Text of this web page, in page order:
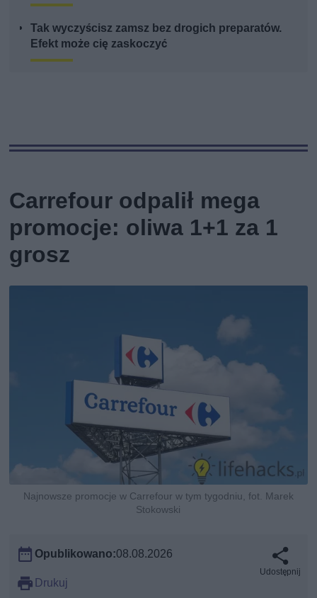
Tak wyczyścisz zamsz bez drogich preparatów.
Efekt może cię zaskoczyć
Carrefour odpalił mega
promocje: oliwa 1+1 za 1
grosz
Najnowsze promocje w Carrefour w tym tygodniu, fot. Marek
Stokowski
Opublikowano:08.08.2026
Drukuj
Udostępnij